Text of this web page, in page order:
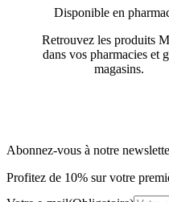
Disponible en
Retrouvez les produits
dans vos pharmacies et
magasins.
Abonnez-vous à notre
Profitez de 10% sur votre